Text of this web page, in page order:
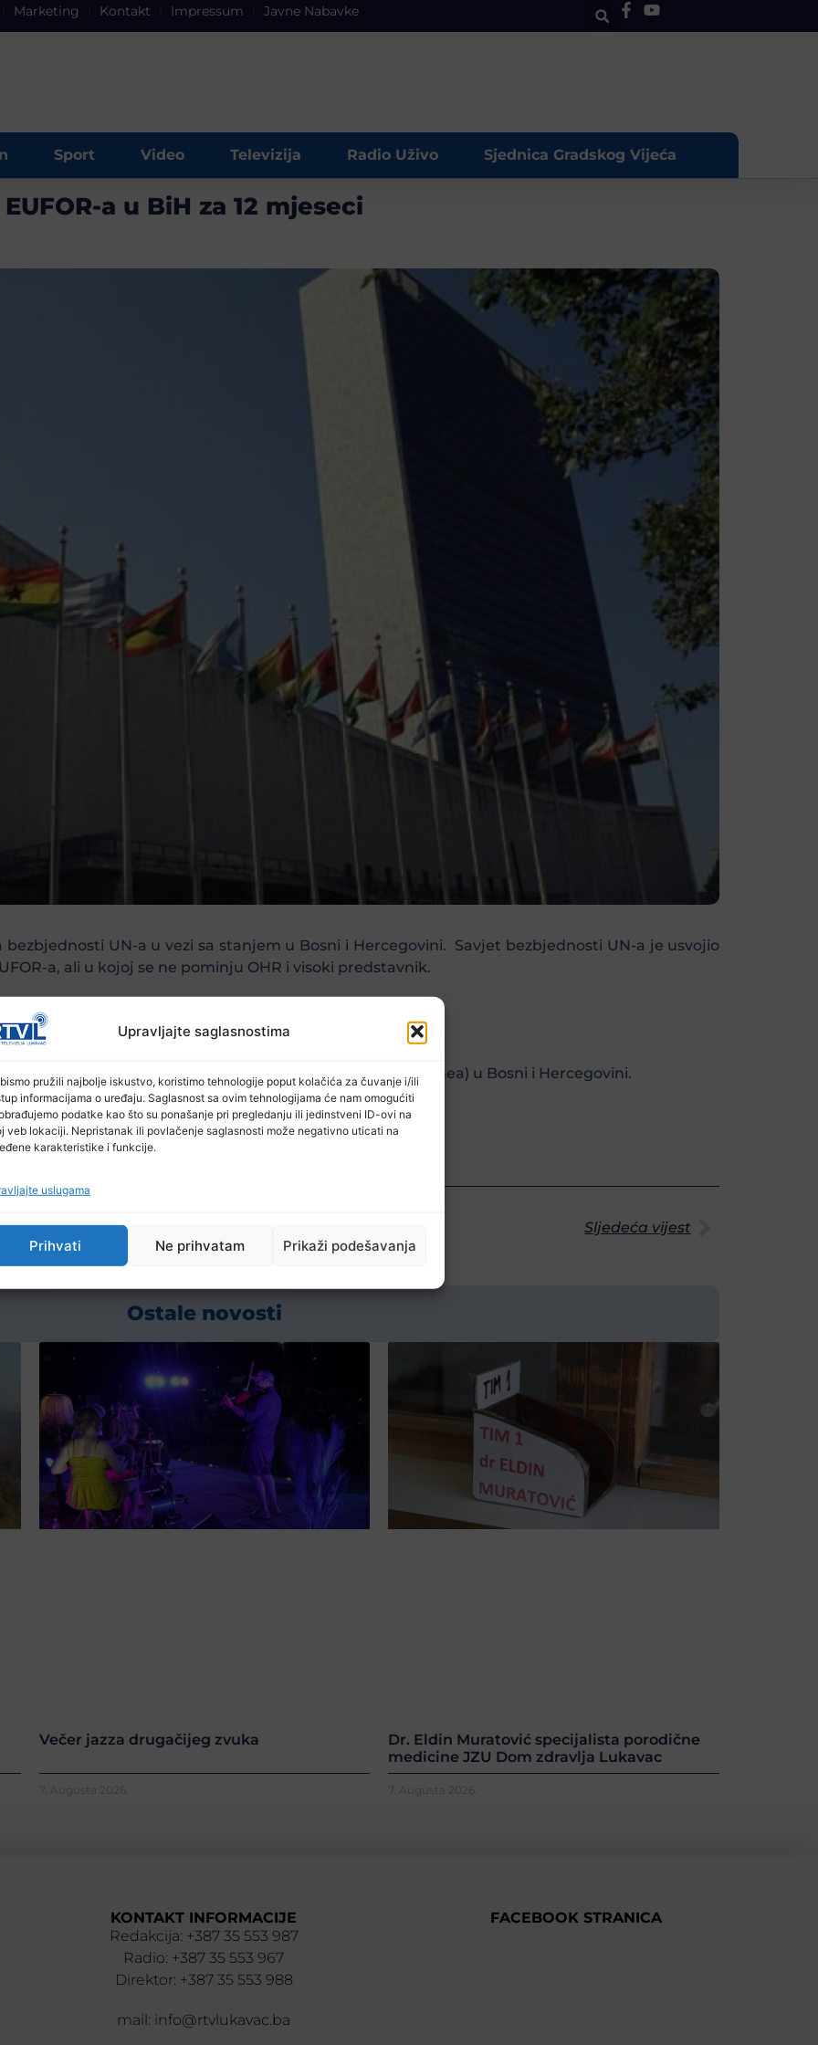
Upravljajte saglasnostima
pružili najbolje iskustvo, koristimo tehnologije poput kolačića za čuvanje i/ili
informacijama o uređaju. Saglasnost sa ovim tehnologijama će nam omogućiti
podatke kao što su ponašanje pri pregledanju ili jedinstveni ID-ovi na
veb lokaciji. Nepristanak ili povlačenje saglasnosti može negativno uticati na
karakteristike i funkcije.
uslugama
Prihvati Ne prihvatam Prikaži podešavanja
Marketing Kontakt Impressum Javne Nabavke
Sport Video Televizija Radio Uživo Sjednica Gradskog Vijeća
a u BiH za 12 mjeseci
UN-a u vezi sa stanjem u Bosni i Hercegovini. Savjet bezbjednosti UN-a je usvojio
a, ali u kojoj se ne pominju OHR i visoki predstavnik.
donio odluku o produženju mandata misije EUFOR-a (Althea) u Bosni i Hercegovini.
sa 15 glasova “za”.
Sljedeća vijest
Ostale novosti
Večer jazza drugačijeg zvuka
7. Augusta 2026.
Dr. Eldin Muratović specijalista porodične
medicine JZU Dom zdravlja Lukavac
7. Augusta 2026.
KONTAKT INFORMACIJE
Redakcija: +387 35 553 987
Radio: +387 35 553 967
Direktor: +387 35 553 988
mail: info@rtvlukavac.ba
FACEBOOK STRANICA